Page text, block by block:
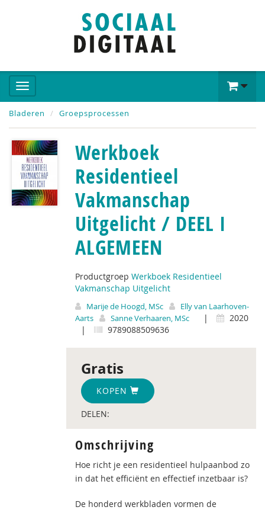
Bladeren Groepsprocessen
Werkboek
Residentieel
Vakmanschap
Uitgelicht / DEEL I
ALGEMEEN
Productgroep Werkboek Residentieel
Vakmanschap Uitgelicht
Marije de Hoogd, MSc
Elly van Laarhoven-
Aarts
Sanne Verhaaren, MSc |
2020
|
9789088509636
Gratis
KOPEN
DELEN:
Omschrijving
Hoe richt je een residentieel hulpaanbod zo
in dat het efficiënt en effectief inzetbaar is?
De honderd werkbladen vormen de